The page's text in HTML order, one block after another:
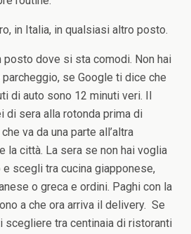
in Italia, in qualsiasi altro posto.
posto dove si sta comodi. Non hai
se Google ti dice che
di auto sono 12 minuti veri. Il
di sera alla rotonda prima di
va da una parte all’altra
la città. La sera se non hai voglia
e scegli tra cucina giapponese,
o greca e ordini. Paghi con la
a che ora arriva il delivery. Se
scegliere tra centinaia di ristoranti